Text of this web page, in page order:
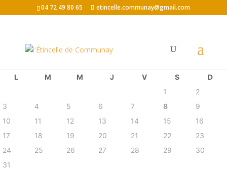
04 72 49 80 65 etincelle.communay@gmail.com
L M M J V S
D
1
2
3
4 5 6 7 8
9
10
11 12 13 14 15
16
17
18 19 20 21 22
23
24
25 26 27 28 29
30
31